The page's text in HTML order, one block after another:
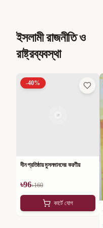
ইসলামী রাজনীতি ও
রাষ্ট্রব্যবস্থা
-40%
দীন প্রতিষ্ঠায় মুসলমানদের করণীয়
৳96৳160
কার্টে যোগ